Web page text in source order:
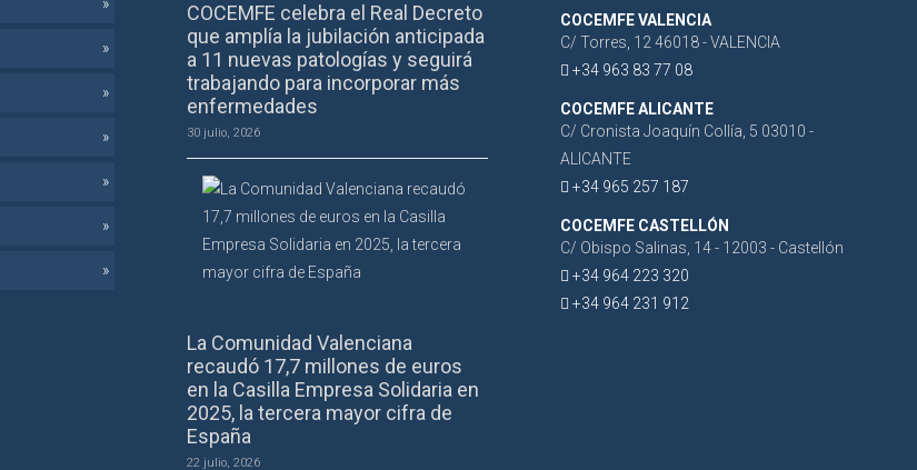
COCEMFE celebra el Real Decreto
que amplía la jubilación anticipada
a 11 nuevas patologías y seguirá
trabajando para incorporar más
enfermedades
30 julio, 2026
La Comunidad Valenciana
recaudó 17,7 millones de euros
en la Casilla Empresa Solidaria en
2025, la tercera mayor cifra de
España
22 julio, 2026
COCEMFE VALENCIA
C/ Torres, 12 46018 - VALENCIA
+34 963 83 77 08
COCEMFE ALICANTE
C/ Cronista Joaquín Collía, 5 03010 -
ALICANTE
+34 965 257 187
COCEMFE CASTELLÓN
C/ Obispo Salinas, 14 - 12003 - Castellón
+34 964 223 320
+34 964 231 912